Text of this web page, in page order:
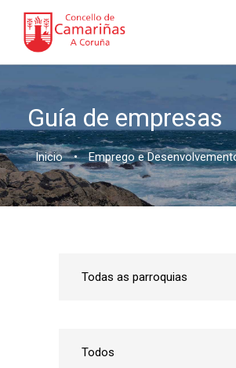
Guía de empresas
Inicio • Emprego e